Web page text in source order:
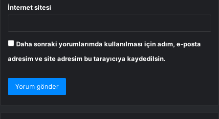
İnternet sitesi
Daha sonraki yorumlarımda kullanılması için adım, e-posta
adresim ve site adresim bu tarayıcıya kaydedilsin.